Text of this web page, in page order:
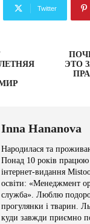
Twitter
ЭТО
Inna Hananova
Народилася та
Понад 10 років
інтернет-видання
освіти: «Менеджмент
служба». Люблю
прогулянки і тварин.
куди завжди приємно